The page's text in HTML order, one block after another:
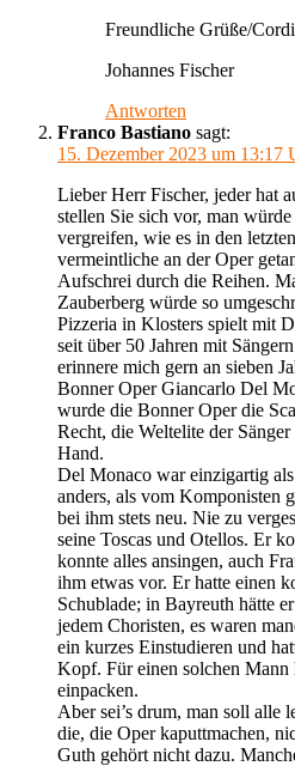
Freundliche Grüße/
Johannes Fischer
Antworten
Franco Bastiano sagt:
15. Dezember 2023 um 13:17
Lieber Herr Fischer, jeder hat
stellen Sie sich vor, man
vergreifen, wie es in den
vermeintliche an der Oper
Aufschrei durch die Reihen.
Zauberberg würde so
Pizzeria in Klosters spielt mit
seit über 50 Jahren mit
erinnere mich gern an sieben
Bonner Oper Giancarlo Del
wurde die Bonner Oper die
Recht, die Weltelite der
Hand.
Del Monaco war einzigartig
anders, als vom Komponisten
bei ihm stets neu. Nie zu
seine Toscas und Otellos. Er
konnte alles ansingen, auch
ihm etwas vor. Er hatte einen
Schublade; in Bayreuth hätte
jedem Choristen, es waren
ein kurzes Einstudieren und
Kopf. Für einen solchen Mann
einpacken.
Aber sei’s drum, man soll alle
die, die Oper kaputtmachen,
Guth gehört nicht dazu.